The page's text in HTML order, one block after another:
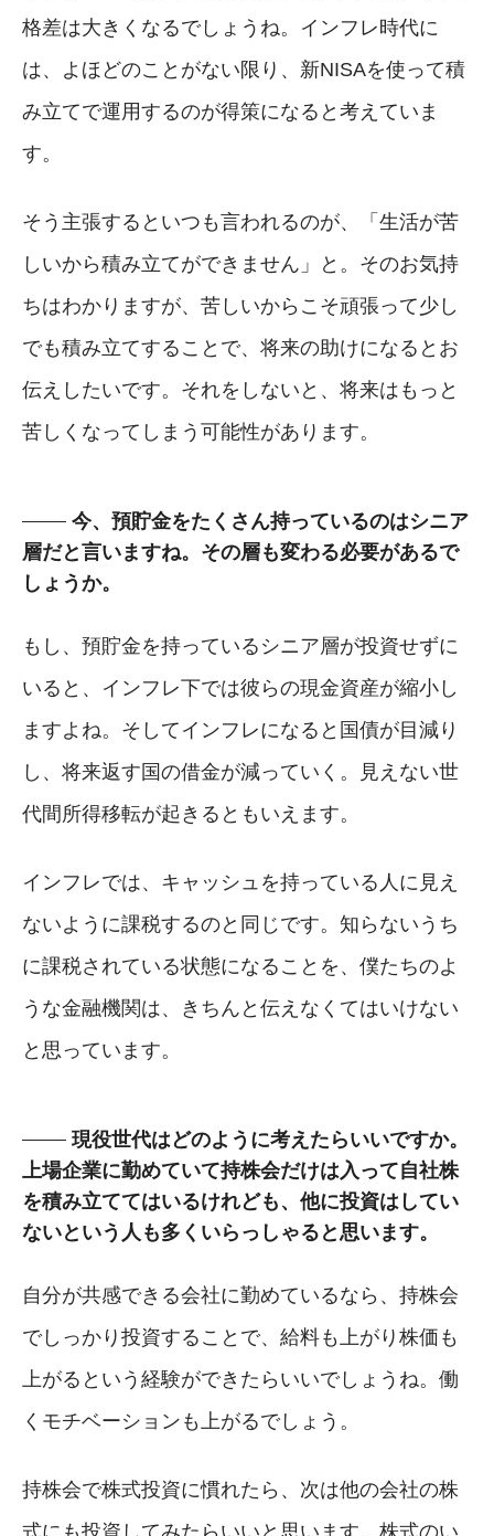
格差は大きくなるでしょうね。インフレ時代に
は、よほどのことがない限り、新NISAを使って積
み立てで運用するのが得策になると考えていま
す。
そう主張するといつも言われるのが、「生活が苦
しいから積み立てができません」と。そのお気持
ちはわかりますが、苦しいからこそ頑張って少し
でも積み立てすることで、将来の助けになるとお
伝えしたいです。それをしないと、将来はもっと
苦しくなってしまう可能性があります。
今、預貯金をたくさん持っているのはシニア
層だと言いますね。その層も変わる必要があるで
しょうか。
もし、預貯金を持っているシニア層が投資せずに
いると、インフレ下では彼らの現金資産が縮小し
ますよね。そしてインフレになると国債が目減り
し、将来返す国の借金が減っていく。見えない世
代間所得移転が起きるともいえます。
インフレでは、キャッシュを持っている人に見え
ないように課税するのと同じです。知らないうち
に課税されている状態になることを、僕たちのよ
うな金融機関は、きちんと伝えなくてはいけない
と思っています。
現役世代はどのように考えたらいいですか。
上場企業に勤めていて持株会だけは入って自社株
を積み立ててはいるけれども、他に投資はしてい
ないという人も多くいらっしゃると思います。
自分が共感できる会社に勤めているなら、持株会
でしっかり投資することで、給料も上がり株価も
上がるという経験ができたらいいでしょうね。働
くモチベーションも上がるでしょう。
持株会で株式投資に慣れたら、次は他の会社の株
式にも投資してみたらいいと思います。株式のい